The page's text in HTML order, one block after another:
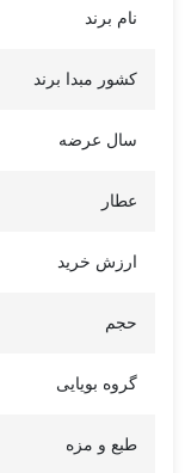
نام برند
کشور مبدا برند
سال عرضه
عطار
ارزش خرید
حجم
گروه بویایی
طبع و مزه